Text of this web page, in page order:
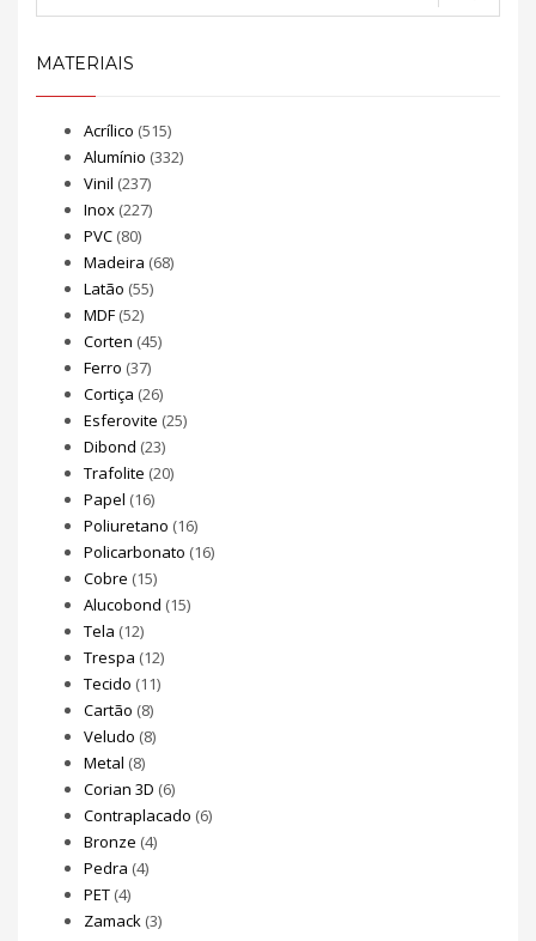
MATERIAIS
Acrílico (515)
Alumínio (332)
Vinil (237)
Inox (227)
PVC (80)
Madeira (68)
Latão (55)
MDF (52)
Corten (45)
Ferro (37)
Cortiça (26)
Esferovite (25)
Dibond (23)
Trafolite (20)
Papel (16)
Poliuretano (16)
Policarbonato (16)
Cobre (15)
Alucobond (15)
Tela (12)
Trespa (12)
Tecido (11)
Cartão (8)
Veludo (8)
Metal (8)
Corian 3D (6)
Contraplacado (6)
Bronze (4)
Pedra (4)
PET (4)
Zamack (3)